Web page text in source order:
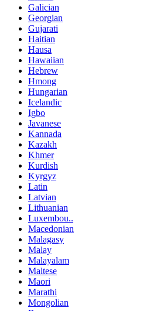
Galician
Georgian
Gujarati
Haitian
Hausa
Hawaiian
Hebrew
Hmong
Hungarian
Icelandic
Igbo
Javanese
Kannada
Kazakh
Khmer
Kurdish
Kyrgyz
Latin
Latvian
Lithuanian
Luxembou..
Macedonian
Malagasy
Malay
Malayalam
Maltese
Maori
Marathi
Mongolian